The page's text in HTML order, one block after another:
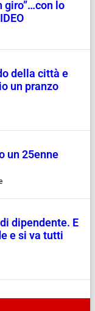
giro”…con lo
della città e
un pranzo
un 25enne
dipendente. E
e si va tutti